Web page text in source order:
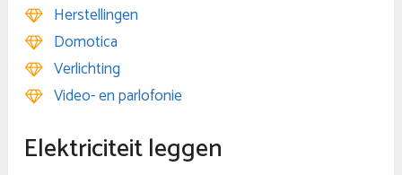
Herstellingen
Domotica
Verlichting
Video- en parlofonie
Elektriciteit leggen